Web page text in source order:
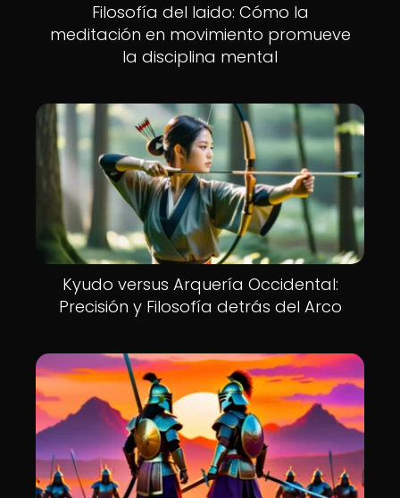
Filosofía del Iaido: Cómo la
meditación en movimiento promueve
la disciplina mental
Kyudo versus Arquería Occidental:
Precisión y Filosofía detrás del Arco